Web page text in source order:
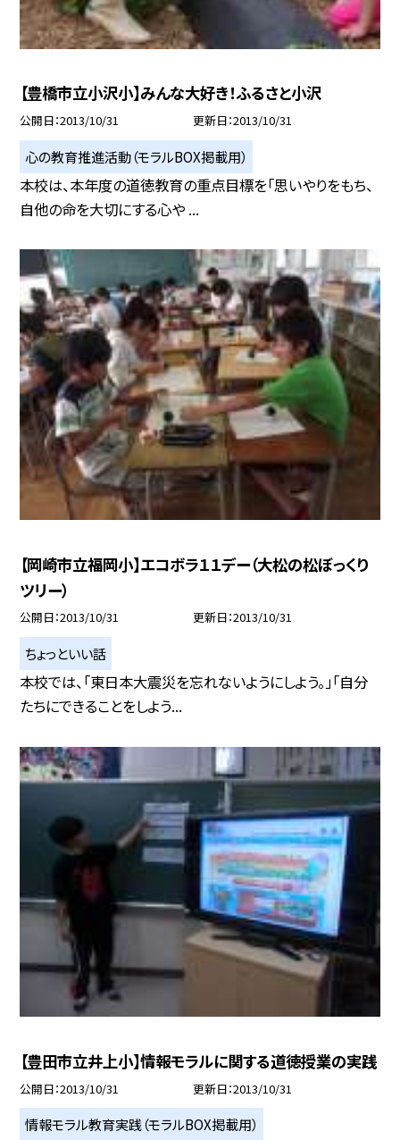
【豊橋市立小沢小】みんな大好き！ふるさと小沢
公開日 2013/10/31 更新日 2013/10/31
心の教育推進活動（モラルBOX掲載用）
本校は、本年度の道徳教育の重点目標を「思いやりをもち、
自他の命を大切にする心や ...
【岡崎市立福岡小】エコボラ１１デー（大松の松ぼっくり
ツリー）
公開日 2013/10/31 更新日 2013/10/31
ちょっといい話
本校では、「東日本大震災を忘れないようにしよう。」「自分
たちにできることをしよう...
【豊田市立井上小】情報モラルに関する道徳授業の実践
公開日 2013/10/31 更新日 2013/10/31
情報モラル教育実践（モラルBOX掲載用）